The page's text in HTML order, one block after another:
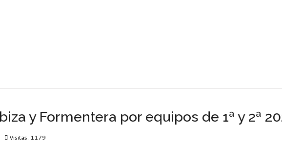
y Formentera por equipos de 1ª y 2ª
Visitas: 1179